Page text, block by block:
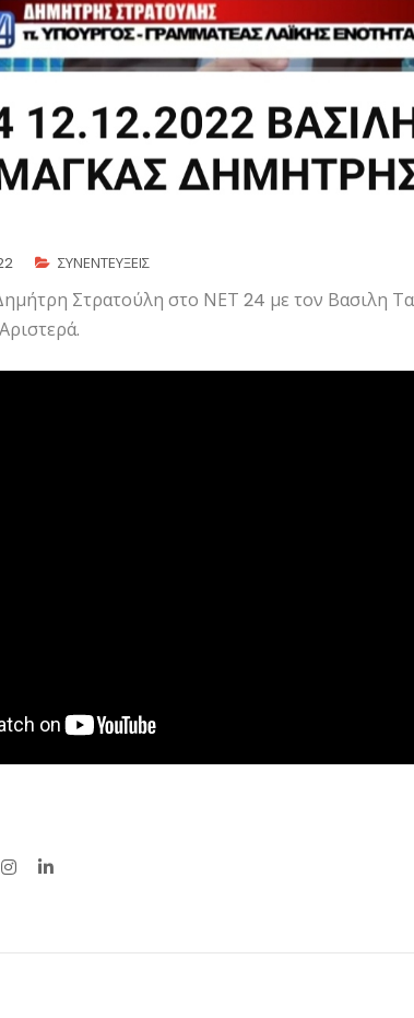
ΣΥΝΕΝΤΕΥΞΕΙΣ
Στρατούλη στο ΝΕΤ 24 με τον Βασιλη